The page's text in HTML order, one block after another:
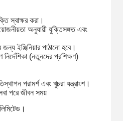
স্বাক্ষর করা।
অনুযায়ী যুক্তিসঙ্গত এবং
ইঞ্জিনিয়ার পাঠানো হবে।
নির্দেশিকা (নতুনদের প্রশিক্ষণ)
পরামর্শ এবং খুচরা যন্ত্রাংশ।
পরে জীবন সময়